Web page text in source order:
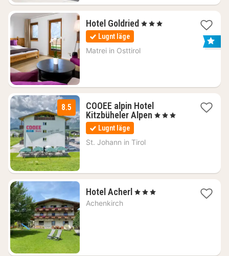
Hotel Goldried 1
1877
, 3 Stjärnor
Lugnt läge
Matrei in Osttirol
8.5
COOEE alpin Hotel
Kitzbüheler Alpen 1
, 3 Stjärnor
Lugnt läge
St. Johann in Tirol
Hotel Acherl 2
, 3 Stjärnor
Achenkirch